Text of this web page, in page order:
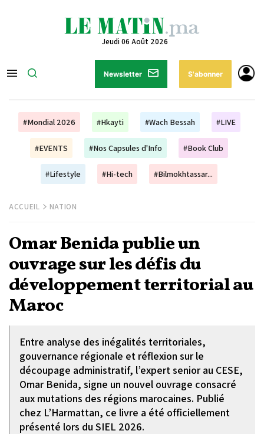
Jeudi 06 Août 2026
Newsletter S'abonner
#Mondial 2026 #Hkayti #Wach Bessah #LIVE
#EVENTS #Nos Capsules d'Info #Book Club
#Lifestyle #Hi-tech #Bilmokhtassar...
ACCUEIL NATION
Omar Benida publie un
ouvrage sur les défis du
développement territorial au
Maroc
Entre analyse des inégalités territoriales,
gouvernance régionale et réflexion sur le
découpage administratif, l’expert senior au CESE,
Omar Benida, signe un nouvel ouvrage consacré
aux mutations des régions marocaines. Publié
chez L’Harmattan, ce livre a été officiellement
présenté lors du SIEL 2026.